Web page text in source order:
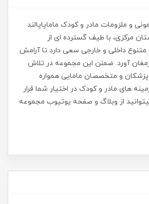
و ملزومات مادر و کودک ماماپاپالند
مرکزی، با طیف گسترده ای از
متنوع داخلی و خارجی سعی دارد تا آرامش
آورد. ضمنن این مجموعه در تلاش
پزشکان و متخصصان مامایی همواره
های مادر و کودک در اختیار شما قرار
از وبلاگ و صفحه یوتیوب مجموعه